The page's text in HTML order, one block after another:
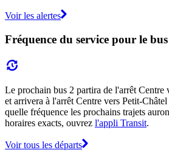
Voir les alertes
Fréquence du service pour le
Le prochain bus 2 partira de l'arrêt Centre
et arrivera à l'arrêt Centre vers Petit-
quelle fréquence les prochains trajets
horaires exacts, ouvrez l'appli Transit.
Voir tous les départs